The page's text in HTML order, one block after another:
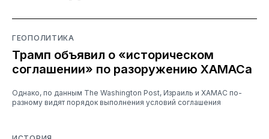
ГЕОПОЛИТИКА
Трамп объявил о «историческом
соглашении» по разоружению ХАМАСа
Однако, по данным The Washington Post, Израиль и ХАМАС по-
разному видят порядок выполнения условий соглашения